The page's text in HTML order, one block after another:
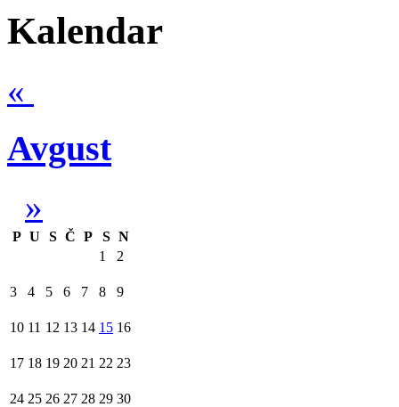
Kalendar
«
Avgust
»
P U S Č P S N
1
2
3 4 5 6 7 8 9
10 11 12 13 14 15 16
17 18 19 20 21 22 23
24 25 26 27 28 29 30